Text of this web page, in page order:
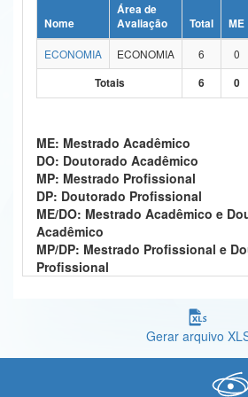
Ministério da Ciência, Tecnologia, Inovações e
Ministério do Meio Ambiente
Controladoria-Geral da União
Ministério da Mulher, da Família e dos Direitos
Secretaria-Geral
Secretaria de Governo
Nome
Área de
Avaliação
Total ME
ECONOMIA
ECONOMIA 6 0
Totais
6 0
ME: Mestrado Acadêmico
DO: Doutorado Acadêmico
MP: Mestrado Profissional
DP: Doutorado Profissional
ME/DO: Mestrado Acadêmico e
Acadêmico
MP/DP: Mestrado Profissional e
Profissional
Gerar arquivo